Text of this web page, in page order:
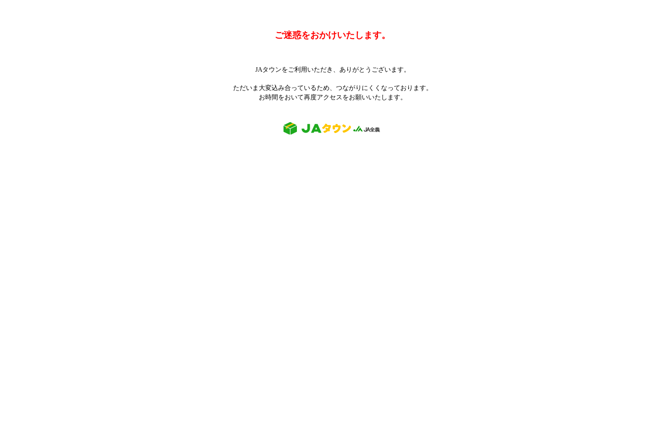
ご迷惑をおかけいたします。
JAタウンをご利用いただき、ありがとうございます。
ただいま大変込み合っているため、つながりにくくなっております。
お時間をおいて再度アクセスをお願いいたします。